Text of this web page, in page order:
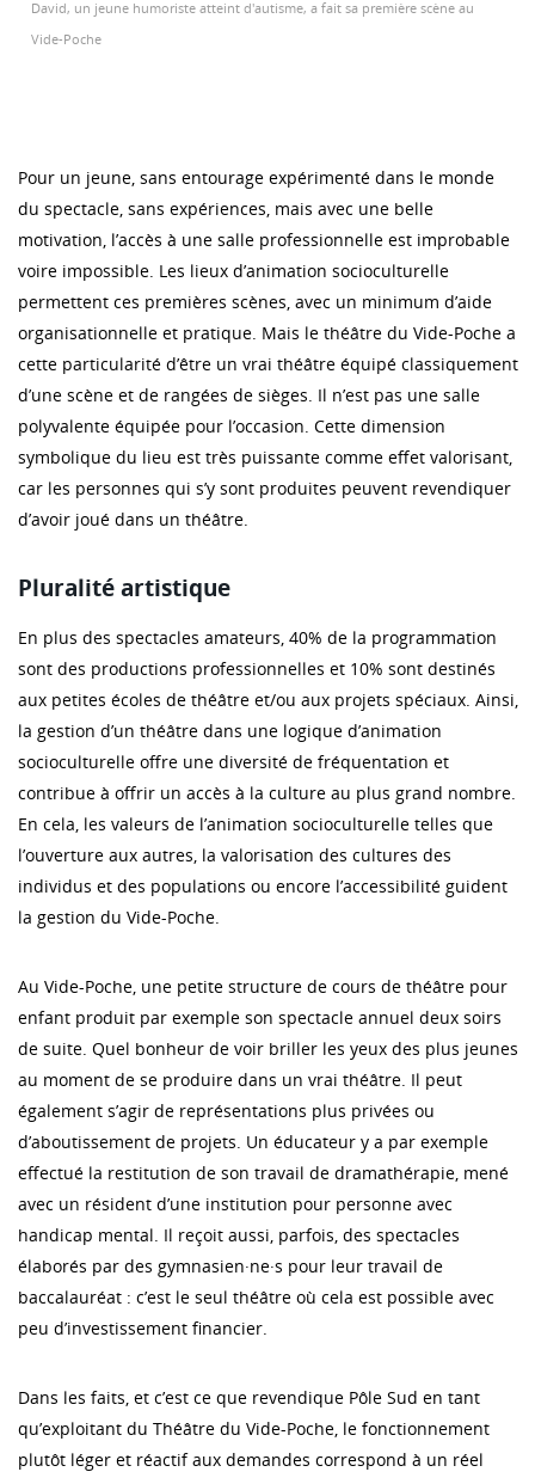
David, un jeune humoriste atteint d'autisme, a fait sa première scène au
Vide-Poche
Pour un jeune, sans entourage expérimenté dans le monde
du spectacle, sans expériences, mais avec une belle
motivation, l’accès à une salle professionnelle est improbable
voire impossible. Les lieux d’animation socioculturelle
permettent ces premières scènes, avec un minimum d’aide
organisationnelle et pratique. Mais le théâtre du Vide-Poche a
cette particularité d’être un vrai théâtre équipé classiquement
d’une scène et de rangées de sièges. Il n’est pas une salle
polyvalente équipée pour l’occasion. Cette dimension
symbolique du lieu est très puissante comme effet valorisant,
car les personnes qui s’y sont produites peuvent revendiquer
d’avoir joué dans un théâtre.
Pluralité artistique
En plus des spectacles amateurs, 40% de la programmation
sont des productions professionnelles et 10% sont destinés
aux petites écoles de théâtre et/ou aux projets spéciaux. Ainsi,
la gestion d’un théâtre dans une logique d’animation
socioculturelle offre une diversité de fréquentation et
contribue à offrir un accès à la culture au plus grand nombre.
En cela, les valeurs de l’animation socioculturelle telles que
l’ouverture aux autres, la valorisation des cultures des
individus et des populations ou encore l’accessibilité guident
la gestion du Vide-Poche.
Au Vide-Poche, une petite structure de cours de théâtre pour
enfant produit par exemple son spectacle annuel deux soirs
de suite. Quel bonheur de voir briller les yeux des plus jeunes
au moment de se produire dans un vrai théâtre. Il peut
également s’agir de représentations plus privées ou
d’aboutissement de projets. Un éducateur y a par exemple
effectué la restitution de son travail de dramathérapie, mené
avec un résident d’une institution pour personne avec
handicap mental. Il reçoit aussi, parfois, des spectacles
élaborés par des gymnasien·ne·s pour leur travail de
baccalauréat : c’est le seul théâtre où cela est possible avec
peu d’investissement financier.
Dans les faits, et c’est ce que revendique Pôle Sud en tant
qu’exploitant du Théâtre du Vide-Poche, le fonctionnement
plutôt léger et réactif aux demandes correspond à un réel